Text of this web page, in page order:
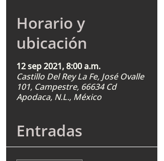
Horario y
ubicación
12 sep 2021, 8:00 a.m.
Castillo Del Rey La Fe, José Ovalle
101, Campestre, 66634 Cd
Apodaca, N.L., México
Entradas